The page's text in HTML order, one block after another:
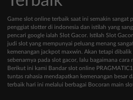
Game slot online terbaik saat ini semakin sangat
penggiat slotter di indonesia dan istilah yang
pencari google ialah Slot Gacor. Istilah Slot
judi slot yang mempunyai peluang menang
kemenangan jackpot maxwin. Akan tetapi dibalik
sebenarnya pada slot gacor, lalu bagaimana cara
Berikut ini kami Bandar slot online
tuntas rahasia mendapatkan kemenangan besar
terbaik hari ini melalui berbagai Bocoran main